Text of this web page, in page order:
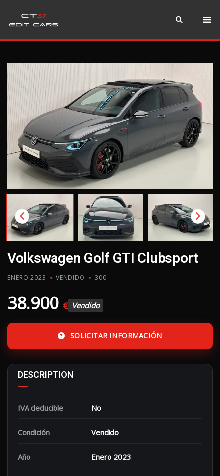
Volkswagen Golf GTI Clubsport
ENERO 2023 VENDIDO 300
38.900 € Vendido
SOLICITAR INFORMACIÓN
DESCRIPTION
IVA deducible No
Condición Vendido
Año Enero 2023
Instagram
WhatsApp
Teléfono